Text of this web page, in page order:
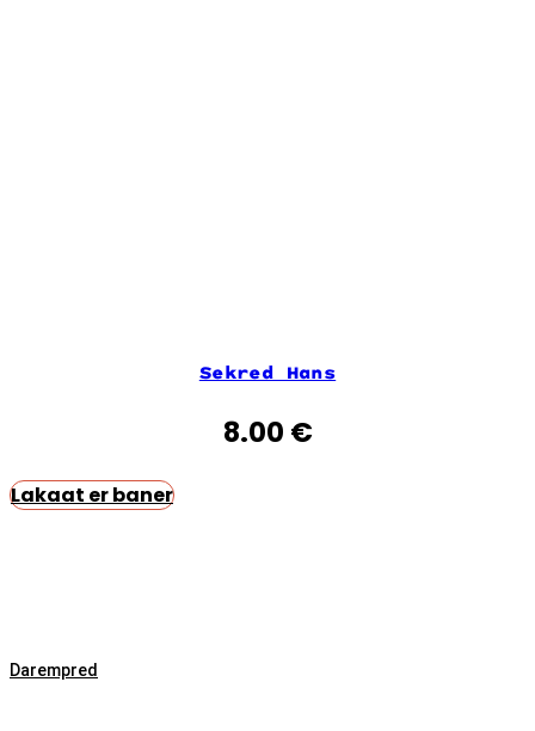
Sekred Hans
8.00 €
Lakaat er baner
Darempred